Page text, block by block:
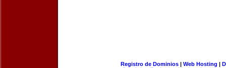
Registro de Dominios| Web Hosting |